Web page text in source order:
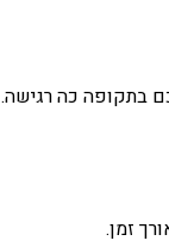
בתקופה כה רגישה.
זמן.